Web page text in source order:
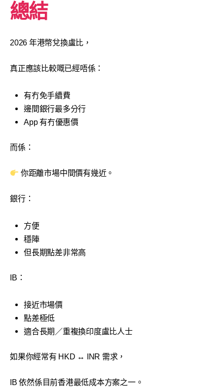
總結
2026 年港幣兌換盧比，
真正應該比較嘅已經唔係：
有冇免手續費
邊間銀行最多分行
App 有冇優惠價
而係：
你距離市場中間價有幾近。
銀行：
方便
穩陣
但長期點差非常高
IB：
接近市場價
點差極低
適合長期／重複換印度盧比人士
如果你經常有 HKD ↔ INR 需求，
IB 依然係目前香港最低成本方案之一。